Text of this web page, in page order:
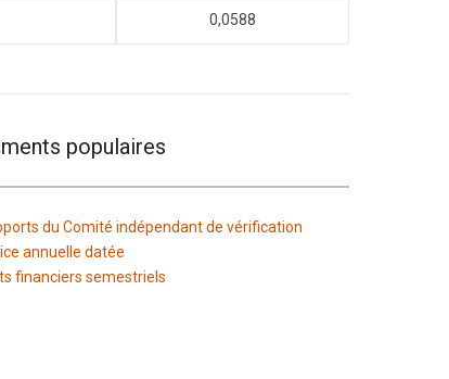
0,0588
populaires
du Comité indépendant de vérification
annuelle datée
financiers semestriels